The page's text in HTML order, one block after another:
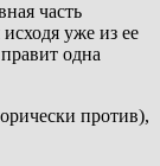
часть
уже из ее
одна
против),